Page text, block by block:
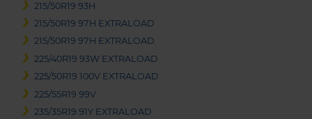
215/50R19 93H
215/50R19 97H EXTRALOAD
215/50R19 97H EXTRALOAD
225/40R19 93W EXTRALOAD
225/50R19 100V EXTRALOAD
225/55R19 99V
235/35R19 91Y EXTRALOAD